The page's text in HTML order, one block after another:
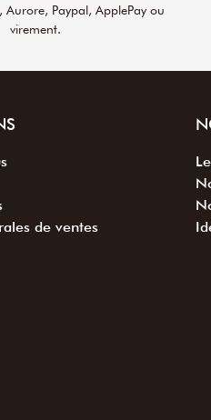
Aurore, Paypal, ApplePay ou
virement.
de ventes